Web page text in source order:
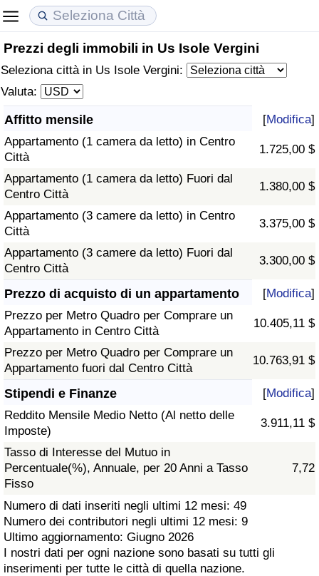
Prezzi degli immobili in Us Isole Vergini
Seleziona città in Us Isole Vergini:
Valuta:
Affitto mensile [Modifica]
Appartamento (1 camera da letto) in Centro
Città
1.725,00 $
Appartamento (1 camera da letto) Fuori dal
Centro Città
1.380,00 $
Appartamento (3 camere da letto) in Centro
Città
3.375,00 $
Appartamento (3 camere da letto) Fuori dal
Centro Città
3.300,00 $
Prezzo di acquisto di un appartamento [Modifica]
Prezzo per Metro Quadro per Comprare un
Appartamento in Centro Città
10.405,11 $
Prezzo per Metro Quadro per Comprare un
Appartamento fuori dal Centro Città
10.763,91 $
Stipendi e Finanze [Modifica]
Reddito Mensile Medio Netto (Al netto delle
Imposte)
3.911,11 $
Tasso di Interesse del Mutuo in
Percentuale(%), Annuale, per 20 Anni a Tasso
Fisso
7,72
Numero di dati inseriti negli ultimi 12 mesi: 49
Numero dei contributori negli ultimi 12 mesi: 9
Ultimo aggiornamento: Giugno 2026
I nostri dati per ogni nazione sono basati su tutti gli
inserimenti per tutte le città di quella nazione.
Costo della vita
Indice Del Costo Della Vita (corrente)
Indice Del Costo Della Vita
Indice del Costo della Vita per Nazione
ad Aqaba
Prezzi degli immobili
Indice del Prezzo delle Case (Corrente)
Indice del Prezzo delle Case
Indice del Prezzo delle Case per Nazione
Qualità della Vita
Indice della Qualità della Vita
Indice della Qualità della Vita (Corrente)
Indice della qualità della vita per Paese
Criminalità
Indice del Tasso di Criminalità (Corrente)
Indice della Criminalità
Indice di criminalità per paese
Assistenza Sanitaria
Indice dell’Assistenza Sanitaria
Indice dell’Assistenza Sanitaria per Nazione
Inquinamento
Indice dell’Inquinamento (Corrente)
Indice di inquinamento